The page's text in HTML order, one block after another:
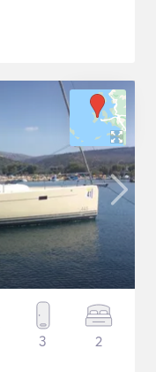
3 2